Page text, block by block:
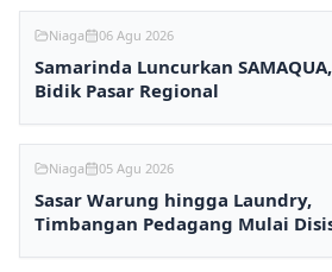
Niaga 06 Agu 2026
Samarinda Luncurkan
Bidik Pasar Regional
Niaga 05 Agu 2026
Sasar Warung hingga Laundry,
Timbangan Pedagang Mulai